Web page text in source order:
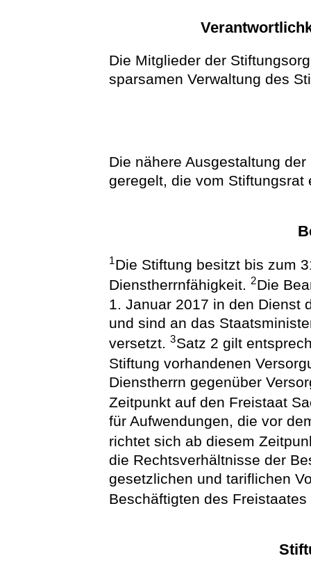
Die Mitglieder der
sparsamen Verwaltung des
Die nähere Ausgestaltung
geregelt, die vom Stiftungsrat
1Die Stiftung besitzt bis zum
Dienstherrnfähigkeit.2Die
1. Januar 2017 in den Dienst
und sind an das
versetzt.3Satz 2 gilt
Stiftung vorhandenen
Dienstherrn gegenüber
Zeitpunkt auf den Freistaat
für Aufwendungen, die vor
richtet sich ab diesem
die Rechtsverhältnisse der
gesetzlichen und tariflichen
Beschäftigten des